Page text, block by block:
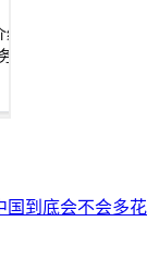
国到底会不会多花